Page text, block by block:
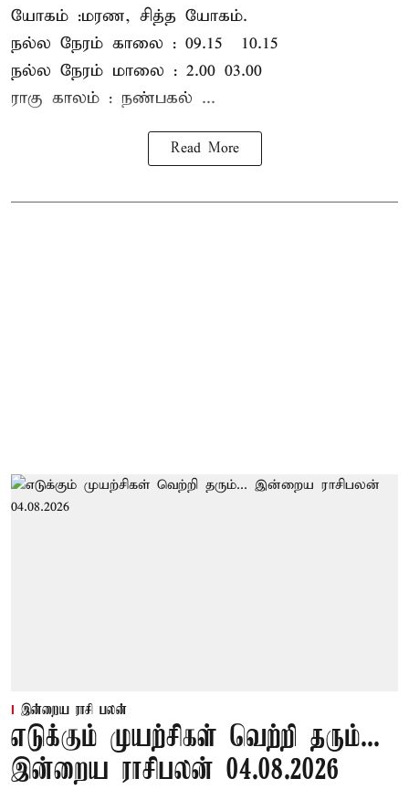
யோகம் :மரண, சித்த யோகம்.
நல்ல நேரம் காலை : 09.15 – 10.15
நல்ல நேரம் மாலை : 2.00– 03.00
ராகு காலம் : நண்பகல் ...
Read More
இன்றைய ராசி பலன்
எடுக்கும் முயற்சிகள் வெற்றி தரும்...
இன்றைய ராசிபலன் 04.08.2026